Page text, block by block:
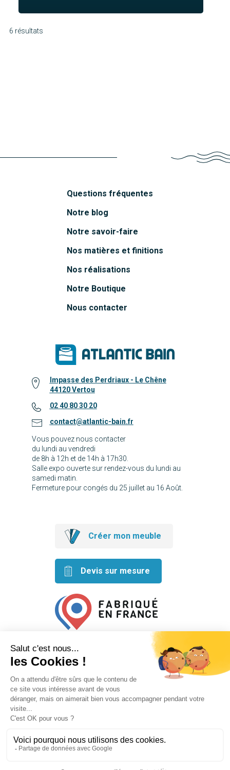
6 résultats
Questions fréquentes
Notre blog
Notre savoir-faire
Nos matières et finitions
Nos réalisations
Notre Boutique
Nous contacter
Impasse des Perdriaux - Le Chêne
44120 Vertou
02 40 80 30 20
contact@atlantic-bain.fr
Vous pouvez nous contacter
du lundi au vendredi
de 8h à 12h et de 14h à 17h30.
Salle expo ouverte sur rendez-vous du lundi au
samedi matin.
Fermeture pour congés du 25 juillet au 16 Août.
Créer mon meuble
Devis sur mesure
Retrouvez nos idées créatives
sur les réseaux
Conditions générales de vente